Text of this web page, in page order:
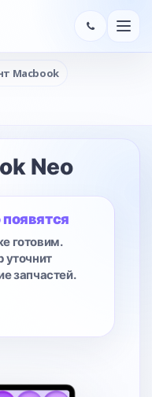
Macbook
Neo
готовим.
уточнит
запчастей.